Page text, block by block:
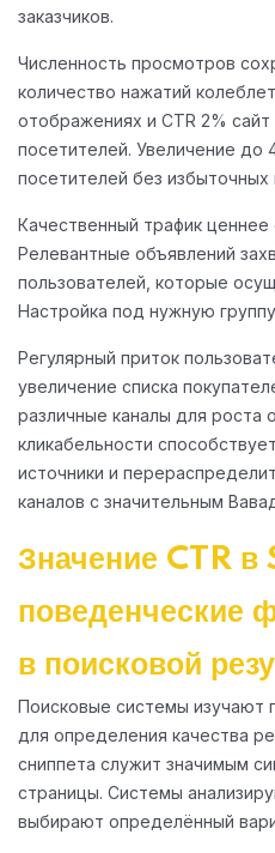
заказчиков.
Численность просмотров
количество нажатий
отображениях и CTR 2%
посетителей. Увеличение до
посетителей без избыточных
Качественный трафик ценнее
Релевантные объявлений
пользователей, которые
Настройка под нужную
Регулярный приток
увеличение списка
различные каналы для роста
кликабельности
источники и
каналов с значительным
Значение CTR в
поведенческие
в поисковой
Поисковые системы изучают
для определения качества
сниппета служит значимым
страницы. Системы
выбирают определённый